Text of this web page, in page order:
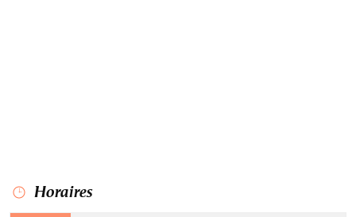
Horaires